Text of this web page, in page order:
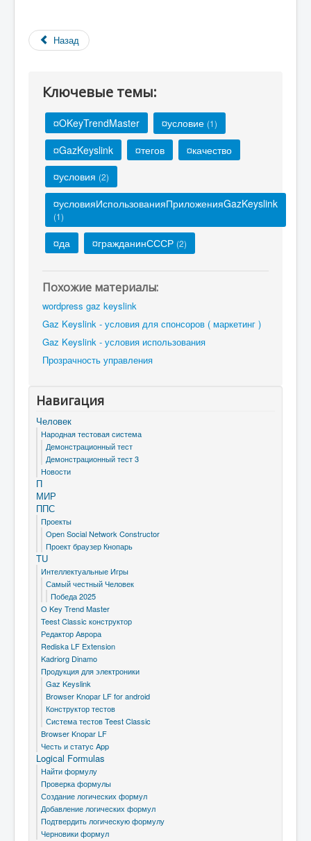
Назад
Ключевые темы:
¤OKeyTrendMaster ¤условие (1)
¤GazKeyslink ¤тегов
¤качество
¤условия (2)
¤условияИспользованияПриложенияGazKeyslink
(1)
¤да ¤гражданинСССР (2)
Похожие материалы:
wordpress gaz keyslink
Gaz Keyslink - условия для спонсоров ( маркетинг )
Gaz Keyslink - условия использования
Прозрачность управления
Навигация
Человек
Народная тестовая система
Демонстрационный тест
Демонстрационный тест 3
Новости
П
МИР
ППС
Проекты
Open Social Network Constructor
Проект браузер Кнопарь
TU
Интеллектуальные Игры
Самый честный Человек
Победа 2025
O Key Trend Master
Teest Classic конструктор
Редактор Аврора
Rediska LF Extension
Kadriorg Dinamo
Продукция для электроники
Gaz Keyslink
Browser Knopar LF for android
Конструктор тестов
Система тестов Teest Classic
Browser Knopar LF
Честь и статус App
Logical Formulas
Найти формулу
Проверка формулы
Создание логических формул
Добавление логических формул
Подтвердить логическую формулу
Черновики формул